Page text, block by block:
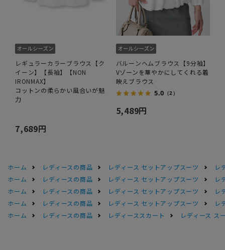
レギュラーカラーブラウス【ク
イーン】【長袖】【NON
IRONMAX】
コットンの柔らかい風合いが魅
力
7,689円
バルーンヘムブラウス【9分袖】
Vゾーンを華やかにしてくれる着
映えブラウス
5.0 （2）
5,489円
ホーム レディースの商品 レディース セットアップスーツ
レ
ホーム
レディースの商品 レディース セットアップスーツ
レ
ホーム
レディースの商品 レディース セットアップスーツ
レ
ホーム
レディースの商品 レディース セットアップスーツ
レ
ホーム
レディースの商品 レディーススカート レディース ス